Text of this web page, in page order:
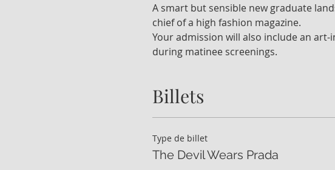
A smart but sensible new graduate
chief of a high fashion magazine.
Your admission will also include an
during matinee screenings.
Billets
Type de billet
The Devil Wears Prada